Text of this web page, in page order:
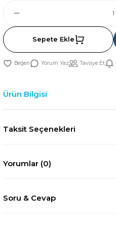
Sepete Ekle
Yorum Yaz Tavsiye Et
Ürün Bilgisi
Taksit Seçenekleri
Yorumlar (0)
Soru & Cevap